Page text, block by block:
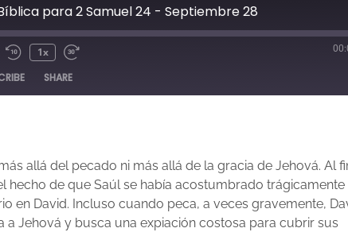
para 2 Samuel 24 - Septiembre 28
1x
SHARE
allá del pecado ni más allá de la gracia de Jehová. Al
hecho de que Saúl se había acostumbrado trágicamente
en David. Incluso cuando peca, a veces gravemente,
a Jehová y busca una expiación costosa para cubrir sus